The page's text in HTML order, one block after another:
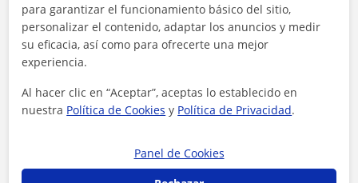
Contactar ahora
para garantizar el funcionamiento básico del sitio,
personalizar el contenido, adaptar los anuncios y medir
su eficacia, así como para ofrecerte una mejor
experiencia.
Al hacer clic en “Aceptar”, aceptas lo establecido en
nuestra Política de Cookies y Política de Privacidad.
Panel de Cookies